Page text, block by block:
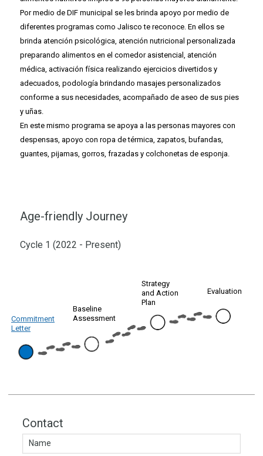
Por medio de DIF municipal se les brinda apoyo por medio de
diferentes programas como Jalisco te reconoce. En ellos se
brinda atención psicológica, atención nutricional personalizada
preparando alimentos en el comedor asistencial, atención
médica, activación física realizando ejercicios divertidos y
adecuados, podología brindando masajes personalizados
conforme a sus necesidades, acompañado de aseo de sus pies
y uñas.
En este mismo programa se apoya a las personas mayores con
despensas, apoyo con ropa de térmica, zapatos, bufandas,
guantes, pijamas, gorros, frazadas y colchonetas de esponja.
Age-friendly Journey
Cycle 1 (2022 - Present)
Commitment
Letter
Baseline
Assessment
Strategy
and Action
Plan
Evaluation
Contact